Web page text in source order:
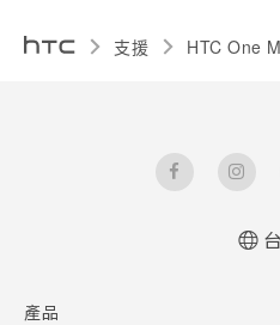
支援 HTC One
產品